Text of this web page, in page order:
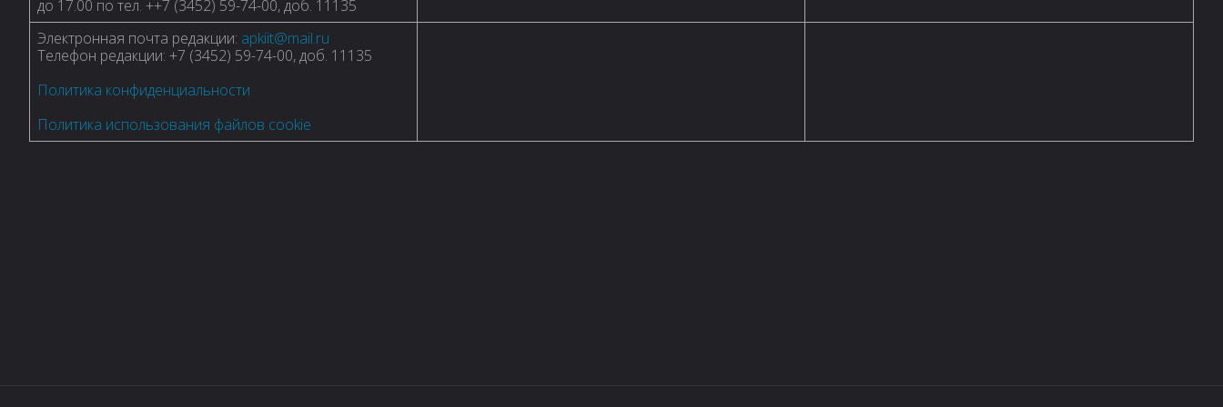
до 17.00 по тел. ++7 (3452) 59-74-00, доб. 11135
Электронная почта редакции: apkiit@mail.ru
Телефон редакции: +7 (3452) 59-74-00, доб. 11135
Политика конфиденциальности
Политика использования файлов cookie